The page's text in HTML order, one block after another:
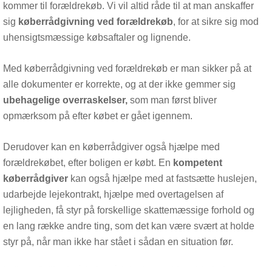
kommer til forældrekøb. Vi vil altid råde til at man anskaffer
sig køberrådgivning ved forældrekøb, for at sikre sig mod
uhensigtsmæssige købsaftaler og lignende.
Med køberrådgivning ved forældrekøb er man sikker på at
alle dokumenter er korrekte, og at der ikke gemmer sig
ubehagelige overraskelser, som man først bliver
opmærksom på efter købet er gået igennem.
Derudover kan en køberrådgiver også hjælpe med
forældrekøbet, efter boligen er købt. En kompetent
køberrådgiver kan også hjælpe med at fastsætte huslejen,
udarbejde lejekontrakt, hjælpe med overtagelsen af
lejligheden, få styr på forskellige skattemæssige forhold og
en lang række andre ting, som det kan være svært at holde
styr på, når man ikke har stået i sådan en situation før.